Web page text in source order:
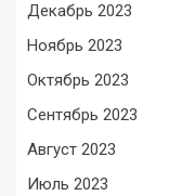
Декабрь 2023
Ноябрь 2023
Октябрь 2023
Сентябрь 2023
Август 2023
Июль 2023